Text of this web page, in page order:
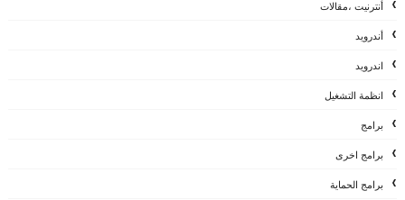
أنترنيت ،مقالات
أندرويد
اندرويد
انظمة التشغيل
برامج
برامج اخرى
برامج الحماية